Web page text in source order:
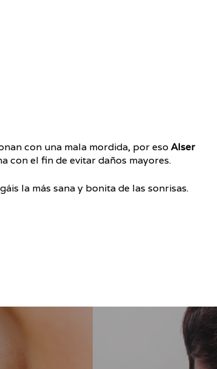
con una mala mordida, por eso Alser
con el fin de evitar daños mayores.
la más sana y bonita de las sonrisas.